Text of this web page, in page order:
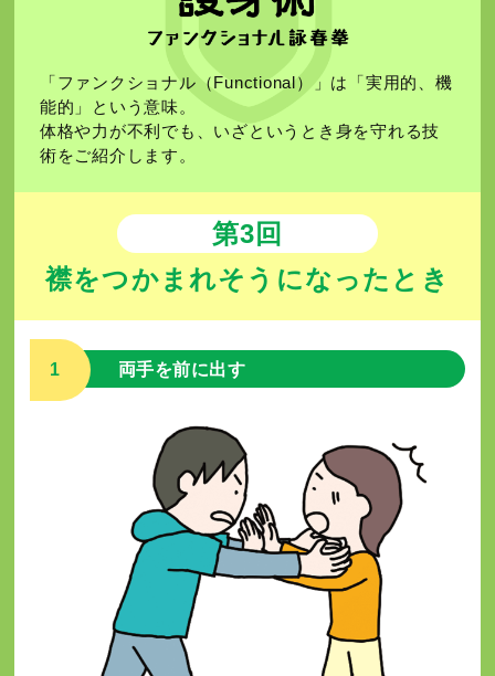
「ファンクショナル（Functional）」は「実用的、機
能的」という意味。
体格や力が不利でも、いざというとき身を守れる技
術をご紹介します。
第3回
襟をつかまれそうになったとき
1 両手を前に出す